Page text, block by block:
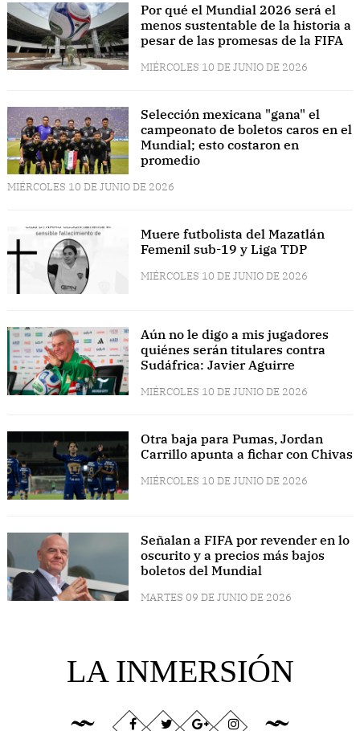
Por qué el Mundial 2026 será el
menos sustentable de la historia a
pesar de las promesas de la FIFA
MIÉRCOLES 10 DE JUNIO DE 2026
Selección mexicana "gana" el
campeonato de boletos caros en el
Mundial; esto costaron en
promedio
MIÉRCOLES 10 DE JUNIO DE 2026
Muere futbolista del Mazatlán
Femenil sub-19 y Liga TDP
MIÉRCOLES 10 DE JUNIO DE 2026
Aún no le digo a mis jugadores
quiénes serán titulares contra
Sudáfrica: Javier Aguirre
MIÉRCOLES 10 DE JUNIO DE 2026
Otra baja para Pumas, Jordan
Carrillo apunta a fichar con Chivas
MIÉRCOLES 10 DE JUNIO DE 2026
Señalan a FIFA por revender en lo
oscurito y a precios más bajos
boletos del Mundial
MARTES 09 DE JUNIO DE 2026
LA INMERSIÓN